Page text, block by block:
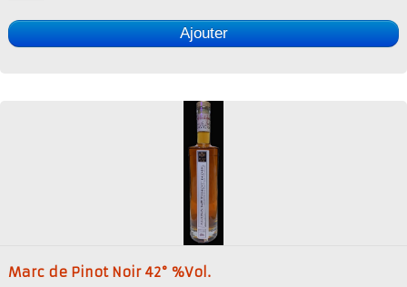
Ajouter
Marc de Pinot Noir 42° %Vol.